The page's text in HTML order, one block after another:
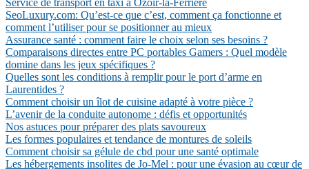
Service de transport en taxi à Ozoir-la-Ferrière
SeoLuxury.com: Qu’est-ce que c’est, comment ça fonctionne et
comment l’utiliser pour se positionner au mieux
Assurance santé : comment faire le choix selon ses besoins ?
Comparaisons directes entre PC portables Gamers : Quel modèle
domine dans les jeux spécifiques ?
Quelles sont les conditions à remplir pour le port d’arme en
Laurentides ?
Comment choisir un îlot de cuisine adapté à votre pièce ?
L’avenir de la conduite autonome : défis et opportunités
Nos astuces pour préparer des plats savoureux
Les formes populaires et tendance de montures de soleils
Comment choisir sa gélule de cbd pour une santé optimale
Les hébergements insolites de Jo-Mel : pour une évasion au cœur de